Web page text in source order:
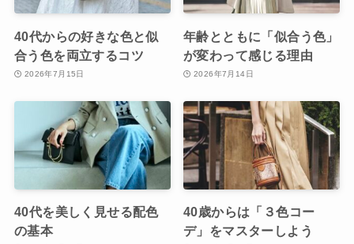
40代からの好きな色と似
合う色を両立するコツ
2026年7月15日
年齢とともに「似合う色」
が変わって感じる理由
2026年7月14日
40代を美しく見せる配色
の基本
40歳からは「３色コー
デ」をマスターしよう